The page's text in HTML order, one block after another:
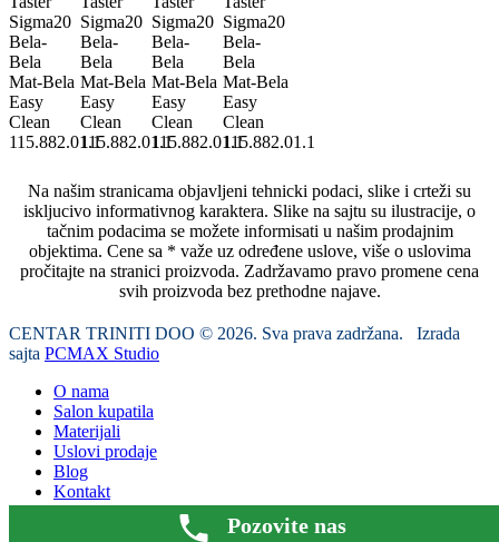
Na našim stranicama objavljeni tehnicki podaci, slike i crteži su
iskljucivo informativnog karaktera. Slike na sajtu su ilustracije, o
tačnim podacima se možete informisati u našim prodajnim
objektima. Cene sa * važe uz određene uslove, više o uslovima
pročitajte na stranici proizvoda. Zadržavamo pravo promene cena
svih proizvoda bez prethodne najave.
CENTAR TRINITI DOO © 2026. Sva prava zadržana. Izrada
sajta PCMAX Studio
O nama
Salon kupatila
Materijali
Uslovi prodaje
Blog
Kontakt
Pozovite nas